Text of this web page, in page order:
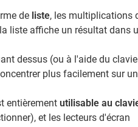
de liste, les multiplications
liste affiche un résultat dans
dessus (ou à l'aide du
plus facilement sur un
entièrementutilisable au
et les lecteurs d'écran